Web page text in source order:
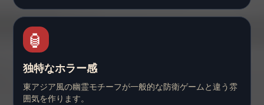
🏮
独特なホラー感
東アジア風の幽霊モチーフが一般的な防衛ゲームと違う雰
囲気を作ります。